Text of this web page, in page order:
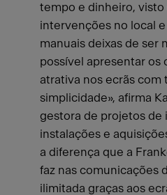
tempo e dinheiro, visto
intervenções no local
manuais deixas de ser
possível apresentar os
atrativa nos ecrãs com
simplicidade», afirma
gestora de projetos de
instalações e
a diferença que a
faz nas comunicações
ilimitada graças aos